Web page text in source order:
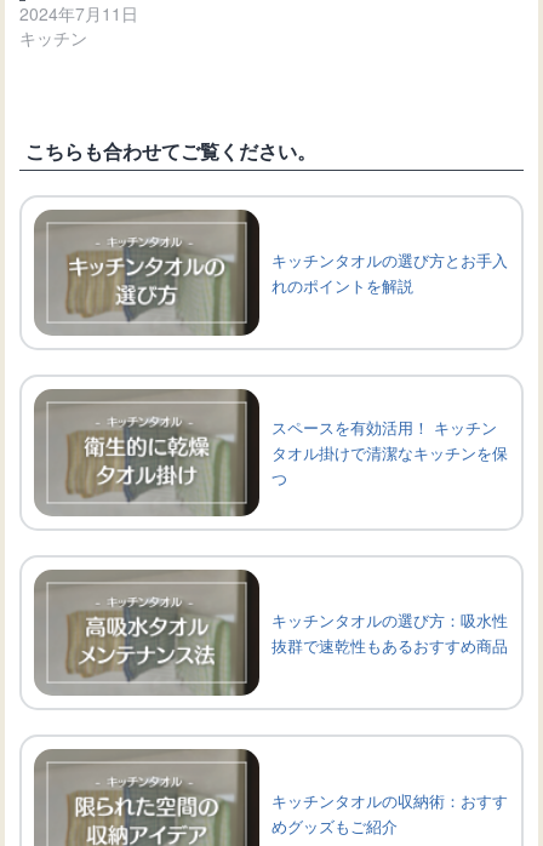
2024年7月11日
キッチン
こちらも合わせてご覧ください。
キッチンタオルの選び方とお手入
れのポイントを解説
スペースを有効活用！ キッチン
タオル掛けで清潔なキッチンを保
つ
キッチンタオルの選び方：吸水性
抜群で速乾性もあるおすすめ商品
キッチンタオルの収納術：おすす
めグッズもご紹介